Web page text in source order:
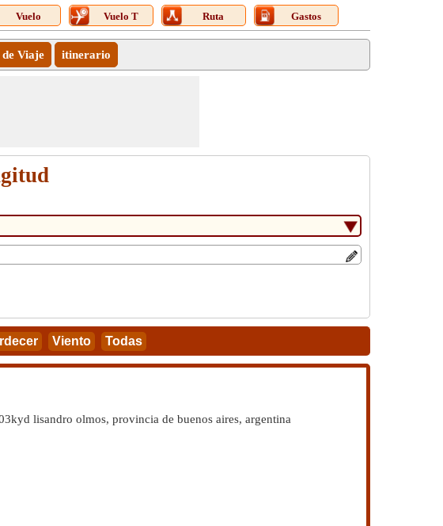
Vuelo Vuelo T Ruta Gastos
de Viaje itinerario
lisandro olmos, provincia de buenos aires, argentina